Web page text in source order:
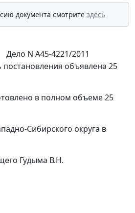
документа смотрите здесь
Дело N А45-4221/2011
постановления объявлена 25
в полном объеме 25
Сибирского округа в
Гудыма В.Н.